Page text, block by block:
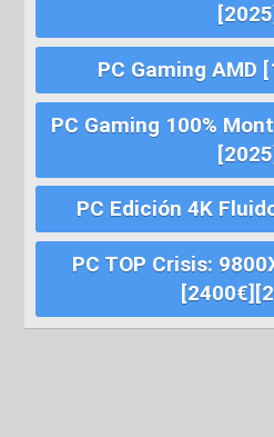
[2025]
PC Gaming AMD
PC Gaming 100%
[2025]
PC Edición 4K
PC TOP Crisis: